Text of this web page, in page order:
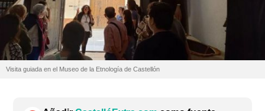
Visita guiada en el Museo de la Etnología de Castellón